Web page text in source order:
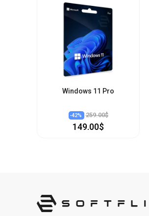
Windows 11 Pro
-42% 259.00$
149.00$